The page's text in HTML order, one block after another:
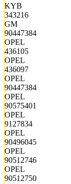
KYB
343216
GM
90447384
OPEL
436105
OPEL
436097
OPEL
90447384
OPEL
90575401
OPEL
9127834
OPEL
90496045
OPEL
90512746
OPEL
90512750